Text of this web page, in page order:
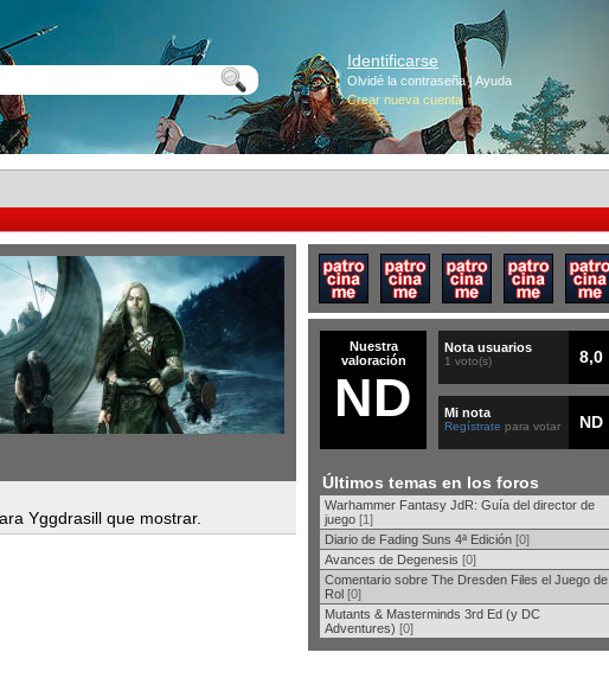
Identificarse
Olvidé la contraseña| Ayuda
Crear nueva cuenta
Yggdrasill que mostrar.
Nuestra
valoración
ND
Nota usuarios
1 voto(s) 8,0
Mi nota
Regístrate para votar ND
Últimos temas en los foros
Warhammer Fantasy JdR: Guía del director de
juego [1]
Diario de Fading Suns 4ª Edición [0]
Avances de Degenesis [0]
Comentario sobre The Dresden Files el Juego de
Rol [0]
Mutants & Masterminds 3rd Ed (y DC
Adventures) [0]